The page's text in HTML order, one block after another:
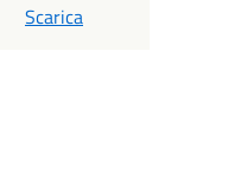
Scarica